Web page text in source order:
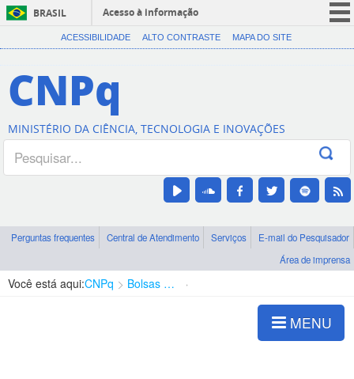
BRASIL
Acesso à informação
CORONAVÍRUS (COVID-19)
Canais
ACESSIBILIDADE ALTO CONTRASTE MAPA DO SITE
CNPq
MINISTÉRIO DA CIÊNCIA, TECNOLOGIA E INOVAÇÕES
Perguntas frequentes Central de Atendimento Serviços
E-mail do Pesquisador
Área de imprensa
Você está aqui:CNPq Bolsas e Auxílios Vigentes
MENU